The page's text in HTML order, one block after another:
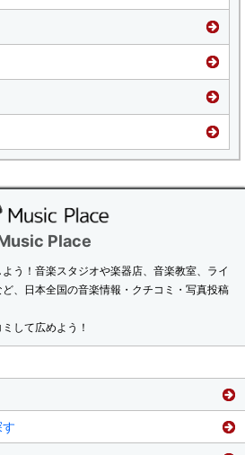
Place
う！音楽スタジオや楽器店、音楽教室、ライ
、日本全国の音楽情報・クチコミ・写真投稿
して広めよう！